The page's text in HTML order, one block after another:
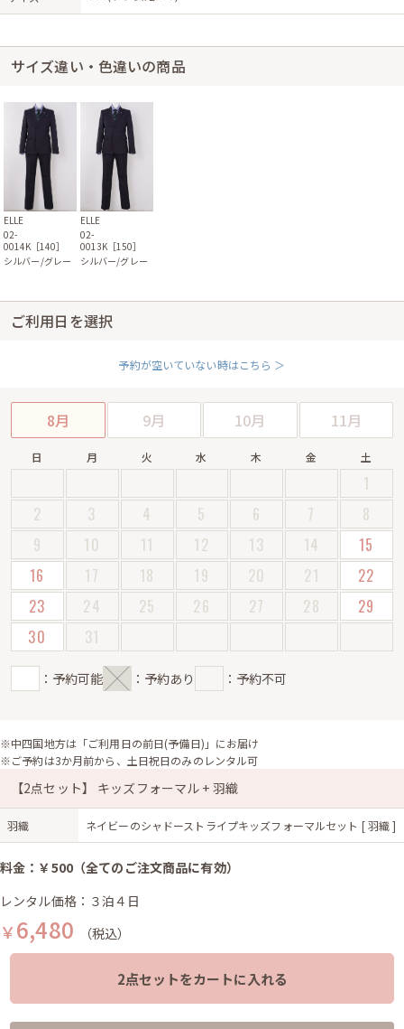
サイズ違い・色違いの商品
ELLE
02-
0014K［140］
シルバー/グレー
ELLE
02-
0013K［150］
シルバー/グレー
ご利用日を選択
予約が空いていない時はこちら ＞
8月 9月 10月 11月
日 月 火 水 木 金 土
1
2
3 4 5 6 7
8
9
10 11 12 13 14
15
16
17 18 19 20 21
22
23
24 25 26 27 28
29
30
31
：予約可能 ：予約あり ：予約不可
※中四国地方は「ご利用日の前日(予備日)」にお届け
※ご予約は3か月前から、土日祝日のみのレンタル可
【2点セット】 キッズフォーマル + 羽織
羽織 ネイビーのシャドーストライプキッズフォーマルセット [ 羽織 ]
料金：￥500（全てのご注文商品に有効）
レンタル価格：３泊４日
￥6,480 （税込）
2点セットをカートに入れる